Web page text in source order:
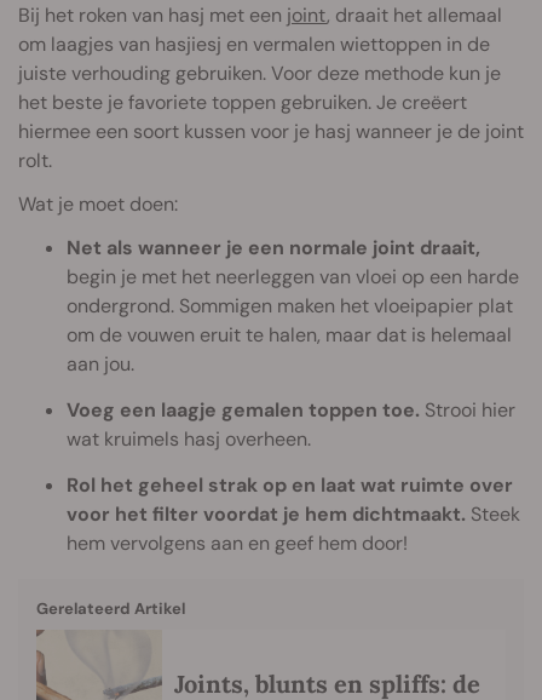
Bij het roken van hasj met een joint, draait het allemaal
om laagjes van hasjiesj en vermalen wiettoppen in de
juiste verhouding gebruiken. Voor deze methode kun je
het beste je favoriete toppen gebruiken. Je creëert
hiermee een soort kussen voor je hasj wanneer je de joint
rolt.
Wat je moet doen:
Net als wanneer je een normale joint draait,
begin je met het neerleggen van vloei op een harde
ondergrond. Sommigen maken het vloeipapier plat
om de vouwen eruit te halen, maar dat is helemaal
aan jou.
Voeg een laagje gemalen toppen toe. Strooi hier
wat kruimels hasj overheen.
Rol het geheel strak op en laat wat ruimte over
voor het filter voordat je hem dichtmaakt. Steek
hem vervolgens aan en geef hem door!
Gerelateerd Artikel
Joints, blunts en spliffs: de